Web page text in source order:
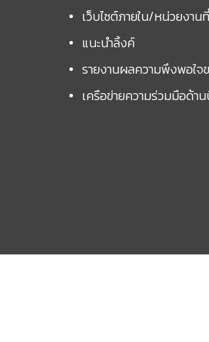
เว็บไซต์ภายใน/หน่วยงาน
แนะนำลิ้งค์
รายงานผลความพึงพอใจ
เครือข่ายความร่วมมือด้า